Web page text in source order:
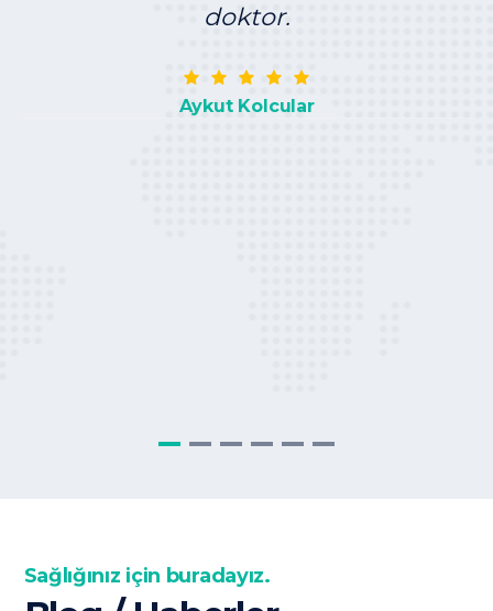
doktor.
Aykut Kolcular
Sağlığınız için buradayız.